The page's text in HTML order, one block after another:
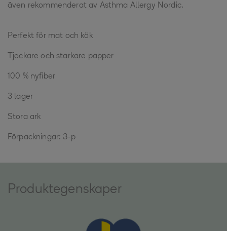
även rekommenderat av Asthma Allergy Nordic.
Perfekt för mat och kök
Tjockare och starkare papper
100 % nyfiber
3 lager
Stora ark
Förpackningar: 3-p
Produktegenskaper